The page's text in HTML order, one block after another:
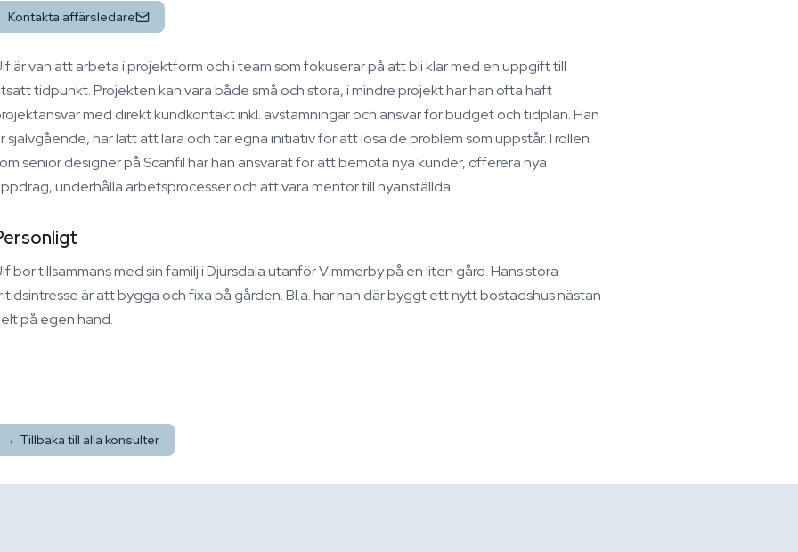
Kontakta affärsledare
är van att arbeta i projektform och i team som fokuserar på att bli klar med en uppgift till
tidpunkt. Projekten kan vara både små och stora, i mindre projekt har han ofta haft
med direkt kundkontakt inkl. avstämningar och ansvar för budget och tidplan. Han
självgående, har lätt att lära och tar egna initiativ för att lösa de problem som uppstår. I rollen
senior designer på Scanfil har han ansvarat för att bemöta nya kunder, offerera nya
underhålla arbetsprocesser och att vara mentor till nyanställda.
bor tillsammans med sin familj i Djursdala utanför Vimmerby på en liten gård. Hans stora
är att bygga och fixa på gården. Bl.a. har han där byggt ett nytt bostadshus nästan
på egen hand.
← Tillbaka till alla konsulter